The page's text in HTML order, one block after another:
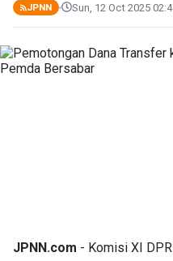
JPNN Sun, 12 Oct 2025
JPNN.com - Komisi XI